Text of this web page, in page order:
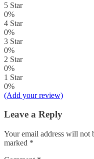
5 Star
0%
4 Star
0%
3 Star
0%
2 Star
0%
1 Star
0%
(Add your review)
Leave a Reply
Your email address will not
marked *